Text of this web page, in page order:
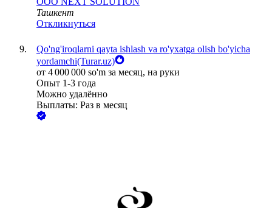
Ташкент
Откликнуться
Qo'ng'iroqlarni qayta ishlash va ro'yxatga olish bo'yicha
yordamchi(Turar.uz)
от 4 000 000 so'm за месяц, на руки
Опыт 1-3 года
Можно удалённо
Выплаты: Раз в месяц